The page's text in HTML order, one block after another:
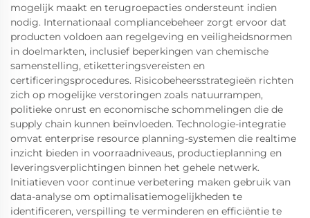
mogelijk maakt en terugroepacties ondersteunt indien
nodig. Internationaal compliancebeheer zorgt ervoor dat
producten voldoen aan regelgeving en veiligheidsnormen
in doelmarkten, inclusief beperkingen van chemische
samenstelling, etiketteringsvereisten en
certificeringsprocedures. Risicobeheersstrategieën richten
zich op mogelijke verstoringen zoals natuurrampen,
politieke onrust en economische schommelingen die de
supply chain kunnen beïnvloeden. Technologie-integratie
omvat enterprise resource planning-systemen die realtime
inzicht bieden in voorraadniveaus, productieplanning en
leveringsverplichtingen binnen het gehele netwerk.
Initiatieven voor continue verbetering maken gebruik van
data-analyse om optimalisatiemogelijkheden te
identificeren, verspilling te verminderen en efficiëntie te